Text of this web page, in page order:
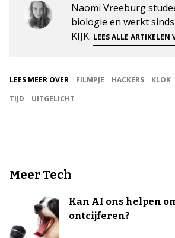
Naomi Vreeburg
biologie en werkt
KIJK. LEES ALLE ARTIKELEN
LEES MEER OVER FILMPJE HACKERS KLOK
TIJD
UITGELICHT
Meer Tech
Kan AI ons helpen
ontcijferen?